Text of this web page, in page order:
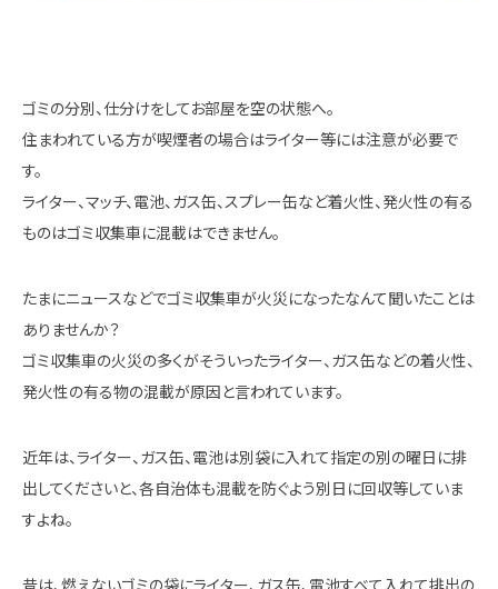
ゴミの分別、仕分けをしてお部屋を空の状態へ。
住まわれている方が喫煙者の場合はライター等には注意が必要で
す。
ライター、マッチ、電池、ガス缶、スプレー缶など着火性、発火性の有る
ものはゴミ収集車に混載はできません。
たまにニュースなどでゴミ収集車が火災になったなんて聞いたことは
ありませんか？
ゴミ収集車の火災の多くがそういったライター、ガス缶などの着火性、
発火性の有る物の混載が原因と言われています。
近年は、ライター、ガス缶、電池は別袋に入れて指定の別の曜日に排
出してくださいと、各自治体も混載を防ぐよう別日に回収等していま
すよね。
昔は、燃えないゴミの袋にライター、ガス缶、電池すべて入れて排出の